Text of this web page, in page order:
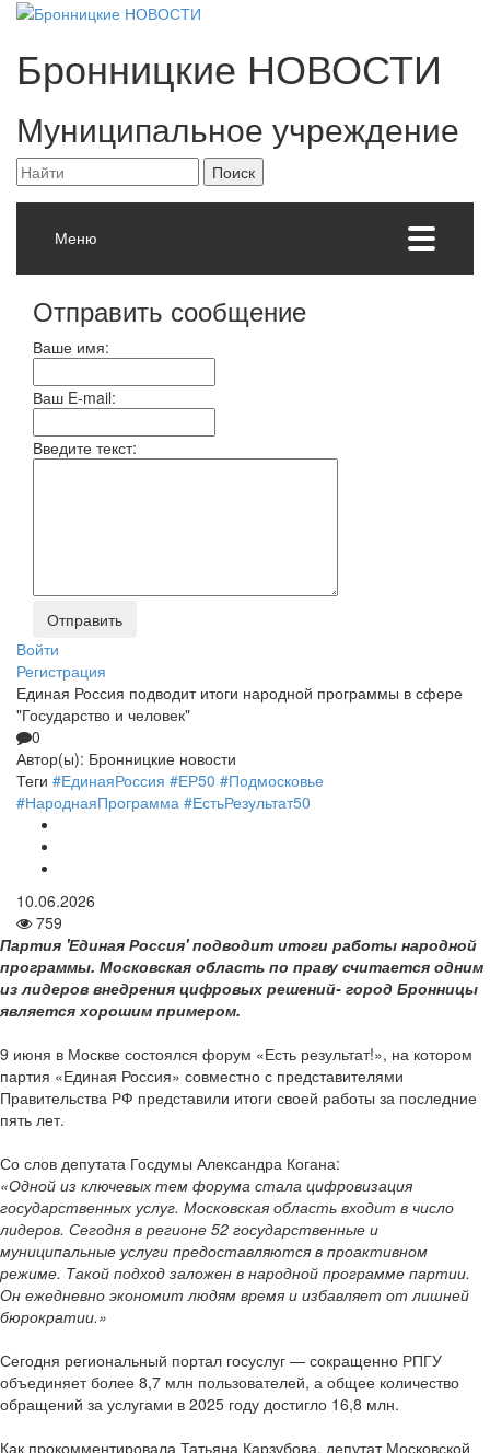
Бронницкие НОВОСТИ
Муниципальное учреждение
Меню
Отправить сообщение
Ваше имя:
Ваш E-mail:
Введите текст:
Войти
Регистрация
Единая Россия подводит итоги народной программы в сфере
"Государство и человек"
0
Автор(ы): Бронницкие новости
Теги #ЕдинаяРоссия #ЕР50 #Подмосковье
#НароднаяПрограмма #ЕстьРезультат50
10.06.2026
759
Партия 'Единая Россия' подводит итоги работы народной
программы. Московская область по праву считается одним
из лидеров внедрения цифровых решений- город Бронницы
является хорошим примером.
9 июня в Москве состоялся форум «Есть результат!», на котором
партия «Единая Россия» совместно с представителями
Правительства РФ представили итоги своей работы за последние
пять лет.
Со слов депутата Госдумы Александра Когана:
«Одной из ключевых тем форума стала цифровизация
государственных услуг. Московская область входит в число
лидеров. Сегодня в регионе 52 государственные и
муниципальные услуги предоставляются в проактивном
режиме. Такой подход заложен в народной программе партии.
Он ежедневно экономит людям время и избавляет от лишней
бюрократии.»
Сегодня региональный портал госуслуг — сокращенно РПГУ
объединяет более 8,7 млн пользователей, а общее количество
обращений за услугами в 2025 году достигло 16,8 млн.
Как прокомментировала Татьяна Карзубова, депутат Московской